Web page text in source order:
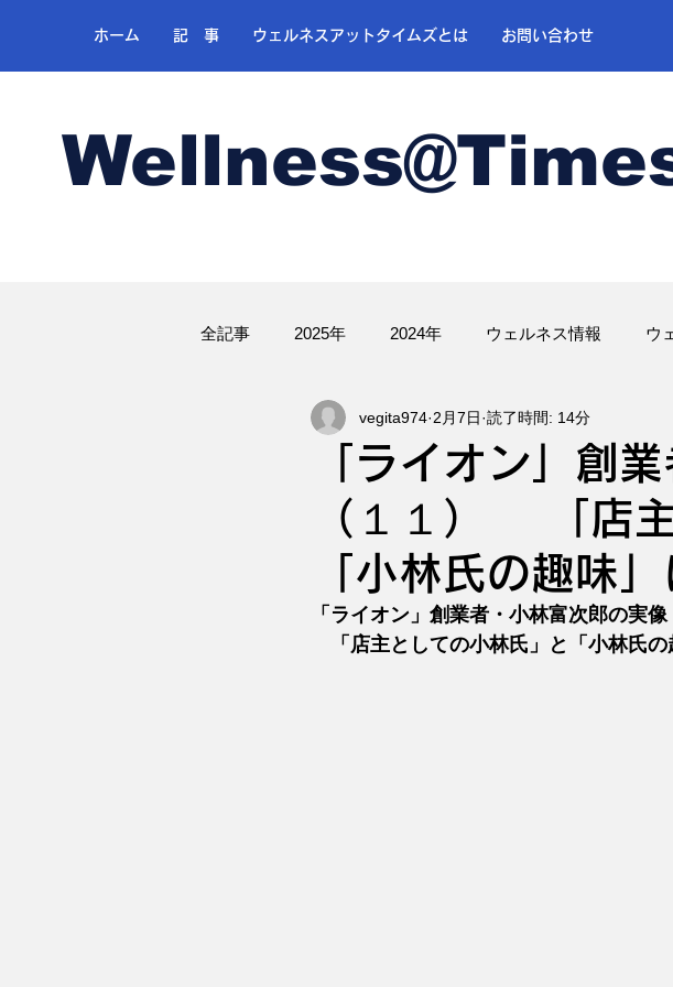
ホーム 記 事 ウェルネスアットタイムズとは お問い合わせ
全記事 2025年 2024年 ウェルネス情報 ウ
「ライオン」創
（１１） 「店
「小林氏の趣味
vegita974 2月7日 読了時間: 14分
「ライオン」創業者・小林富次郎の実像
「店主としての小林氏」と「小林氏の